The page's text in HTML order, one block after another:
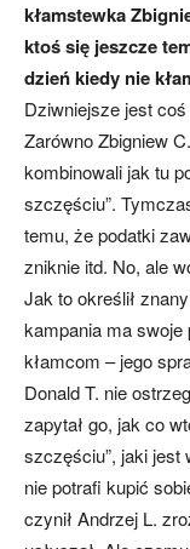
kłamstewka
ktoś się jeszcze
dzień kiedy nie
Dziwniejsze jest
Zarówno Zbigniew
kombinowali jak tu
szczęściu”.
temu, że podatki
zniknie itd. No, ale
Jak to określił
kampania ma
kłamcom – jego
Donald T. nie
zapytał go, jak co
szczęściu”, jaki jest
nie potrafi kupić
czynił Andrzej L.